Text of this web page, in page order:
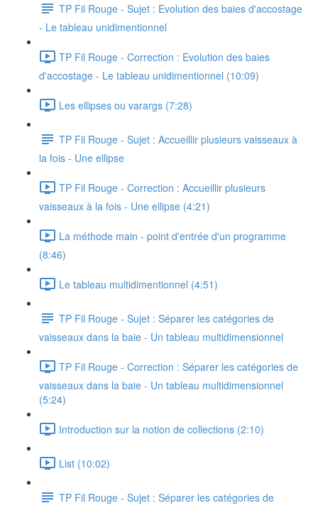
TP Fil Rouge - Sujet : Evolution des baies d'accostage
- Le tableau unidimentionnel
TP Fil Rouge - Correction : Evolution des baies
d'accostage - Le tableau unidimentionnel (10:09)
Les ellipses ou varargs (7:28)
TP Fil Rouge - Sujet : Accueillir plusieurs vaisseaux à
la fois - Une ellipse
TP Fil Rouge - Correction : Accueillir plusieurs
vaisseaux à la fois - Une ellipse (4:21)
La méthode main - point d'entrée d'un programme
(8:46)
Le tableau multidimentionnel (4:51)
TP Fil Rouge - Sujet : Séparer les catégories de
vaisseaux dans la baie - Un tableau multidimensionnel
TP Fil Rouge - Correction : Séparer les catégories de
vaisseaux dans la baie - Un tableau multidimensionnel
(5:24)
Introduction sur la notion de collections (2:10)
List (10:02)
TP Fil Rouge - Sujet : Séparer les catégories de